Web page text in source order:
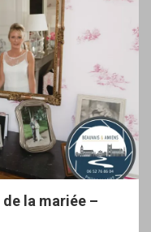
la mariée –